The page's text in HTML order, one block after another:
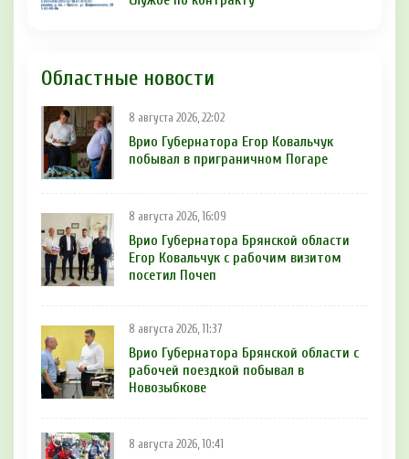
Областные новости
8 августа 2026, 22:02
Врио Губернатора Егор Ковальчук
побывал в приграничном Погаре
8 августа 2026, 16:09
Врио Губернатора Брянской области
Егор Ковальчук с рабочим визитом
посетил Почеп
8 августа 2026, 11:37
Врио Губернатора Брянской области с
рабочей поездкой побывал в
Новозыбкове
8 августа 2026, 10:41